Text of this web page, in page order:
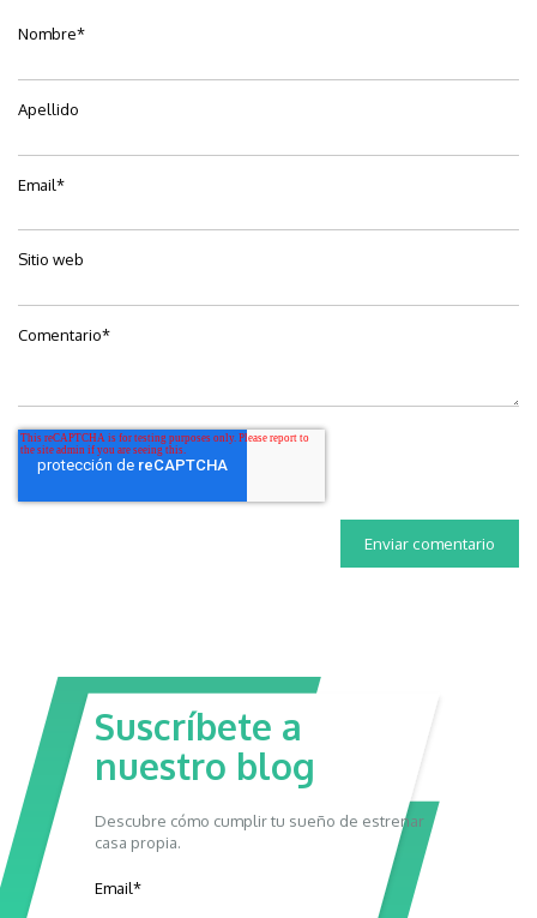
Nombre*
Apellido
Email*
Sitio web
Comentario*
Suscríbete a
nuestro blog
Descubre cómo cumplir tu sueño de estrenar
casa propia.
Email*